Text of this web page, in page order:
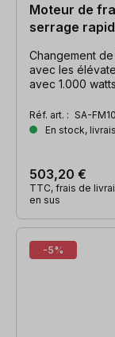
Moteur de
serrage
Changement
avec les
avec 1.000
Réf. art. : SA-
En stock,
503,20 €
TTC, frais de
en sus
-5%